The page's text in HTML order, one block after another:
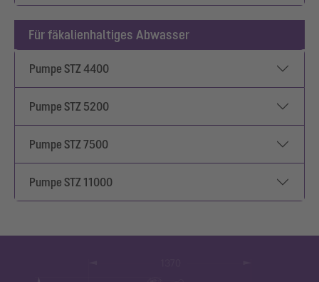
Für fäkalienhaltiges Abwasser
Pumpe STZ 4400
Pumpe STZ 5200
Pumpe STZ 7500
Pumpe STZ 11000